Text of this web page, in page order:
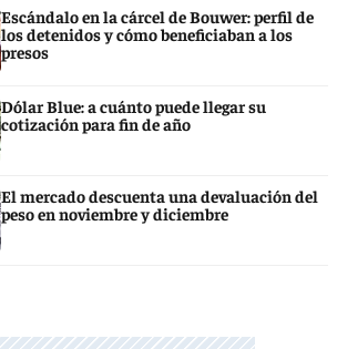
Escándalo en la cárcel de Bouwer: perfil de
los detenidos y cómo beneficiaban a los
presos
Dólar Blue: a cuánto puede llegar su
cotización para fin de año
El mercado descuenta una devaluación del
peso en noviembre y diciembre